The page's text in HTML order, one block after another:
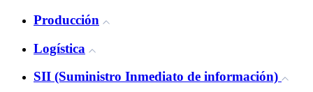
Producción
Logística
SII (Suministro Inmediato de información)